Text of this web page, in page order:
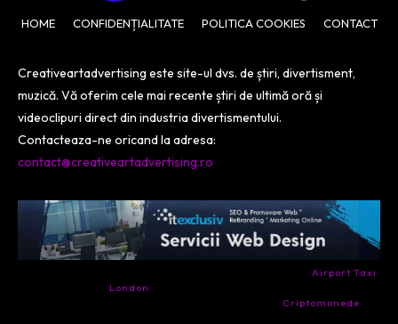
HOME CONFIDENȚIALITATE POLITICA COOKIES CONTACT
Creativeartadvertising este site-ul dvs. de știri, divertisment,
muzică. Vă oferim cele mai recente știri de ultimă oră și
videoclipuri direct din industria divertismentului.
Contacteaza-ne oricand la adresa:
contact@creativeartadvertising.ro
Airport Taxi
London
Criptomonede